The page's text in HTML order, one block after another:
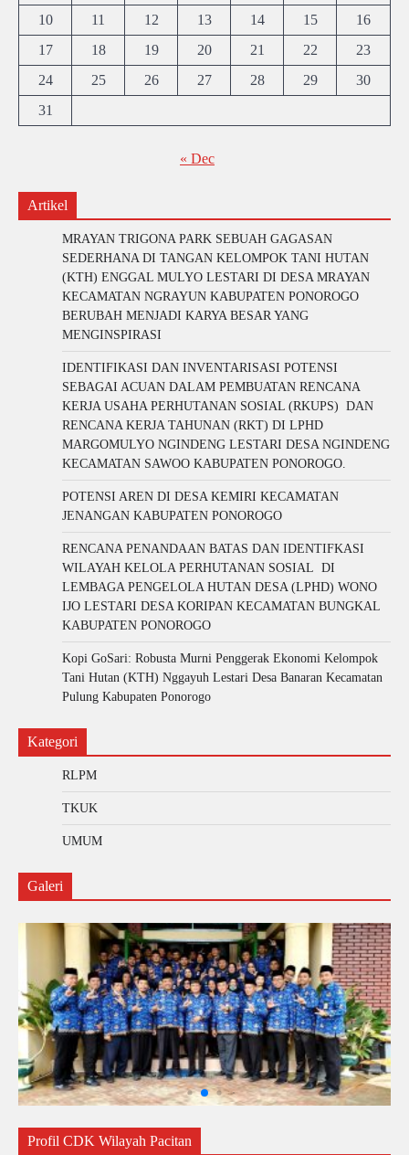
10
11 12 13 14 15
16
17
18 19 20 21 22
23
24
25 26 27 28 29
30
31
« Dec
Artikel
MRAYAN TRIGONA PARK SEBUAH GAGASAN
SEDERHANA DI TANGAN KELOMPOK TANI HUTAN
(KTH) ENGGAL MULYO LESTARI DI DESA MRAYAN
KECAMATAN NGRAYUN KABUPATEN PONOROGO
BERUBAH MENJADI KARYA BESAR YANG
MENGINSPIRASI
IDENTIFIKASI DAN INVENTARISASI POTENSI
SEBAGAI ACUAN DALAM PEMBUATAN RENCANA
KERJA USAHA PERHUTANAN SOSIAL (RKUPS) DAN
RENCANA KERJA TAHUNAN (RKT) DI LPHD
MARGOMULYO NGINDENG LESTARI DESA NGINDENG
KECAMATAN SAWOO KABUPATEN PONOROGO.
POTENSI AREN DI DESA KEMIRI KECAMATAN
JENANGAN KABUPATEN PONOROGO
RENCANA PENANDAAN BATAS DAN IDENTIFKASI
WILAYAH KELOLA PERHUTANAN SOSIAL DI
LEMBAGA PENGELOLA HUTAN DESA (LPHD) WONO
IJO LESTARI DESA KORIPAN KECAMATAN BUNGKAL
KABUPATEN PONOROGO
Kopi GoSari: Robusta Murni Penggerak Ekonomi Kelompok
Tani Hutan (KTH) Nggayuh Lestari Desa Banaran Kecamatan
Pulung Kabupaten Ponorogo
Kategori
RLPM
TKUK
UMUM
Galeri
Profil CDK Wilayah Pacitan